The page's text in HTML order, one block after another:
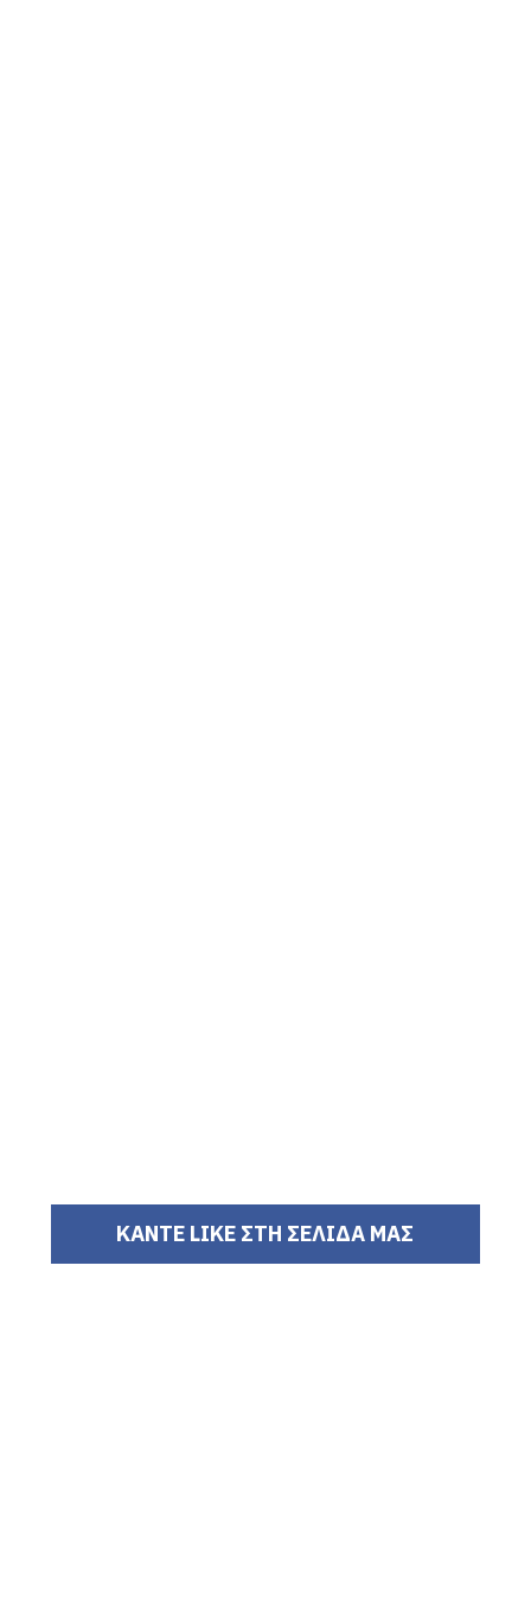
ΚΑΝΤΕ LIKE ΣΤΗ ΣΕΛΙΔΑ ΜΑΣ